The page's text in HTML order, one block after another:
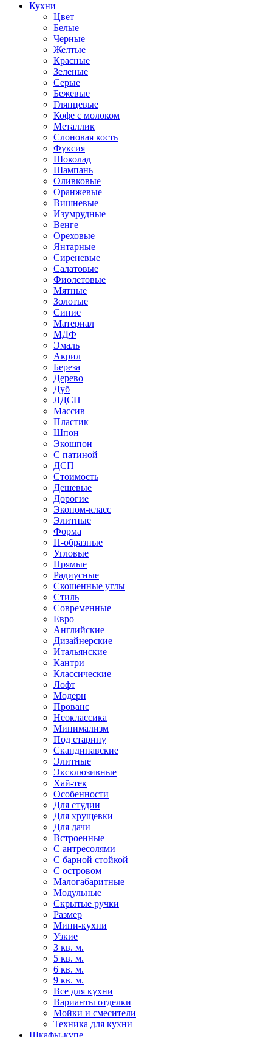
Кухни
Цвет
Белые
Черные
Желтые
Красные
Зеленые
Серые
Бежевые
Глянцевые
Кофе с молоком
Металлик
Слоновая кость
Фуксия
Шоколад
Шампань
Оливковые
Оранжевые
Вишневые
Изумрудные
Венге
Ореховые
Янтарные
Сиреневые
Салатовые
Фиолетовые
Мятные
Золотые
Синие
Материал
МДФ
Эмаль
Акрил
Береза
Дерево
Дуб
ЛДСП
Массив
Пластик
Шпон
Экошпон
С патиной
ДСП
Стоимость
Дешевые
Дорогие
Эконом-класс
Элитные
Форма
П-образные
Угловые
Прямые
Радиусные
Скошенные углы
Стиль
Современные
Евро
Английские
Дизайнерские
Итальянские
Кантри
Классические
Лофт
Модерн
Прованс
Неоклассика
Минимализм
Под старину
Скандинавские
Элитные
Эксклюзивные
Хай-тек
Особенности
Для студии
Для хрущевки
Для дачи
Встроенные
С антресолями
С барной стойкой
С островом
Малогабаритные
Модульные
Скрытые ручки
Размер
Мини-кухни
Узкие
3 кв. м.
5 кв. м.
6 кв. м.
9 кв. м.
Все для кухни
Варианты отделки
Мойки и смесители
Техника для кухни
Шкафы-купе